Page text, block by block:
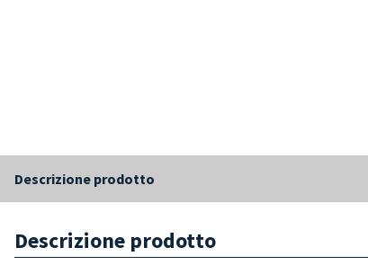
Descrizione prodotto
Descrizione prodotto